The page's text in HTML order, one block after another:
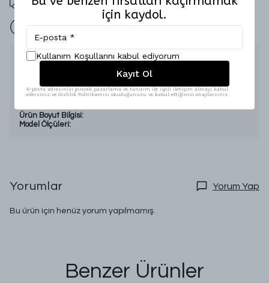
İade Garantisi
Ürün Açıklaması
Kumaş Özelliği:Jakar
Beden Aralığı:Standart
Ürün Boyut Bilgisi:
Model Ölçüleri:
Yorumlar Yorum Yap
Bu ürün için henüz yorum yapılmamış.
Benzer Ürünler
için kaydol.
Kullanım Koşullarını kabul ediyorum
Kayıt Ol
E-posta adresinizi girerek pazarlama ve tanıtım ile ilgili iletişim almayı kabul
edersiniz ve Gizlilik Politikamızı okuduğunuzu ve kabul ettiğinizi onaylarsınız.